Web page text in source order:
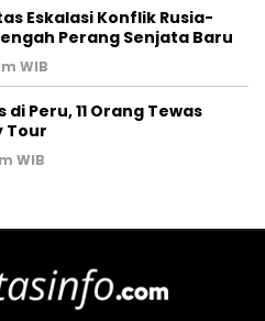
Eskalasi Konflik Rusia-
Perang Senjata Baru
WIB
Peru, 11 Orang Tewas
Tour
WIB